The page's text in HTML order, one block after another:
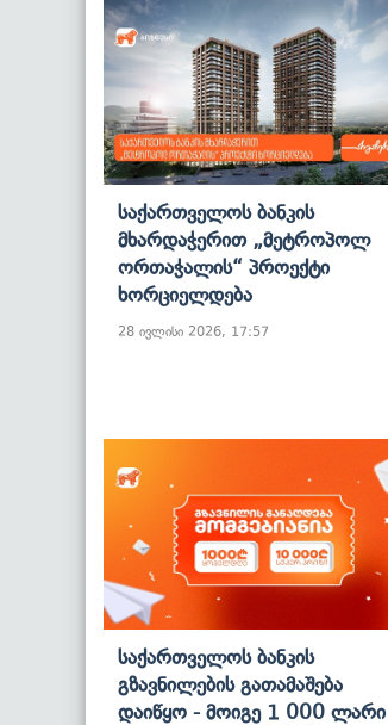
Საქართველოს Ბანკის
Მხარდაჭერით „მეტროპოლ
Ორთაჭალის“ Პროექტი
Ხორციელდება
28 ივლისი 2026, 17:57
Საქართველოს Ბანკის
Გზავნილების Გათამაშება
Დაიწყო - Მოიგე 1 000 Ლარი